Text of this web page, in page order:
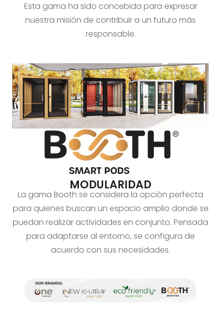
Esta gama ha sido concebida para expresar
nuestra misión de contribuir a un futuro más
responsable.
MODULARIDAD
La gama Booth se considera la opción perfecta
para quienes buscan un espacio amplio donde se
puedan realizar actividades en conjunto. Pensada
para adaptarse al entorno, se configura de
acuerdo con sus necesidades.